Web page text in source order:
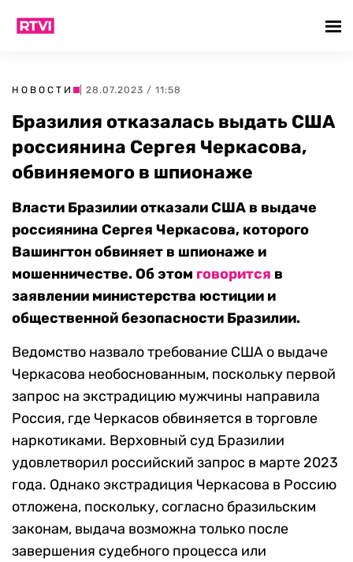
НОВОСТИ | 28.07.2023 / 11:58
Бразилия отказалась выдать США
россиянина Сергея Черкасова,
обвиняемого в шпионаже
Власти Бразилии отказали США в выдаче
россиянина Сергея Черкасова, которого
Вашингтон обвиняет в шпионаже и
мошенничестве. Об этом говорится в
заявлении министерства юстиции и
общественной безопасности Бразилии.
Ведомство назвало требование США о выдаче
Черкасова необоснованным, поскольку первой
запрос на экстрадицию мужчины направила
Россия, где Черкасов обвиняется в торговле
наркотиками. Верховный суд Бразилии
удовлетворил российский запрос в марте 2023
года. Однако экстрадиция Черкасова в Россию
отложена, поскольку, согласно бразильским
законам, выдача возможна только после
завершения судебного процесса или